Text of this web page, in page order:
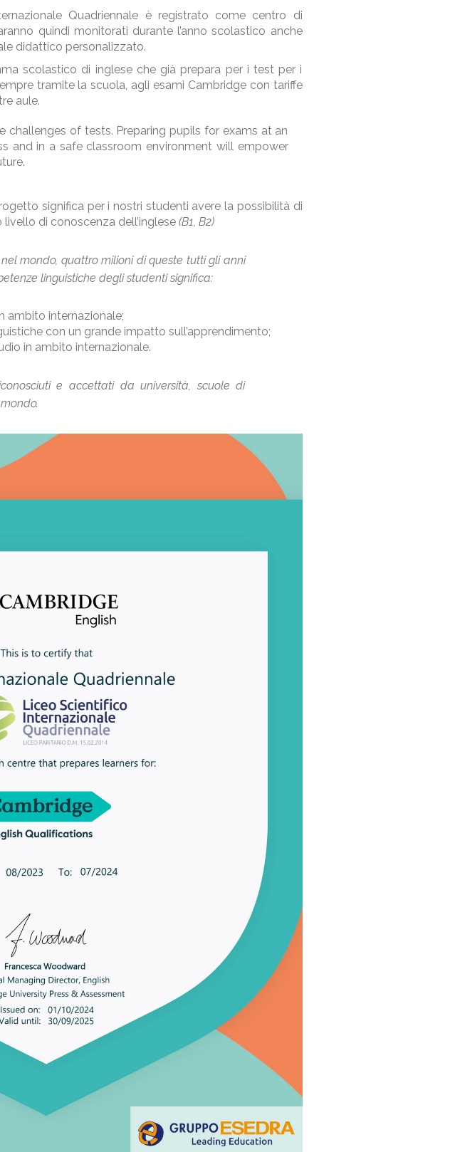
Quadriennale è registrato come centro di
quindi monitorati durante l’anno scolastico anche
didattico personalizzato.
scolastico di inglese che già prepara per i test per i
tramite la scuola, agli esami Cambridge con tariffe
aule.
challenges of tests. Preparing pupils for exams at an
and in a safe classroom environment will empower
significa per i nostri studenti avere la possibilità di
di conoscenza dell’inglese (B1, B2)
mondo, quattro milioni di queste tutti gli anni
linguistiche degli studenti significa:
ambito internazionale;
con un grande impatto sull’apprendimento;
in ambito internazionale.
e accettati da università, scuole di